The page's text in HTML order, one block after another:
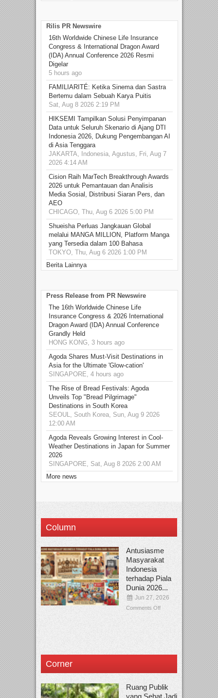
Rilis PR Newswire
16th Worldwide Chinese Life Insurance
Congress & International Dragon Award
(IDA) Annual Conference 2026 Resmi
Digelar
5 hours ago
FAMILIARITÉ: Ketika Sinema dan Sastra
Bertemu dalam Sebuah Karya Puitis
Sat, Aug 8 2026 2:19 PM
HIKSEMI Tampilkan Solusi Penyimpanan
Data untuk Seluruh Skenario di Ajang DTI
Indonesia 2026, Dukung Pengembangan AI
di Asia Tenggara
JAKARTA, Indonesia, Agustus, Fri, Aug 7
2026 4:14 AM
Cision Raih MarTech Breakthrough Awards
2026 untuk Pemantauan dan Analisis
Media Sosial, Distribusi Siaran Pers, dan
AEO
CHICAGO, Thu, Aug 6 2026 5:00 PM
Shueisha Perluas Jangkauan Global
melalui MANGA MILLION, Platform Manga
yang Tersedia dalam 100 Bahasa
TOKYO, Thu, Aug 6 2026 1:00 PM
Berita Lainnya
Press Release from PR Newswire
The 16th Worldwide Chinese Life
Insurance Congress & 2026 International
Dragon Award (IDA) Annual Conference
Grandly Held
HONG KONG, 3 hours ago
Agoda Shares Must-Visit Destinations in
Asia for the Ultimate 'Glow-cation'
SINGAPORE, 4 hours ago
The Rise of Bread Festivals: Agoda
Unveils Top "Bread Pilgrimage"
Destinations in South Korea
SEOUL, South Korea, Sun, Aug 9 2026
12:00 AM
Agoda Reveals Growing Interest in Cool-
Weather Destinations in Japan for Summer
2026
SINGAPORE, Sat, Aug 8 2026 2:00 AM
More news
Column
Antusiasme
Masyarakat
Indonesia
terhadap Piala
Dunia 2026...
Jun 27, 2026
Comments Off
Corner
Ruang Publik
yang Sehat Jadi